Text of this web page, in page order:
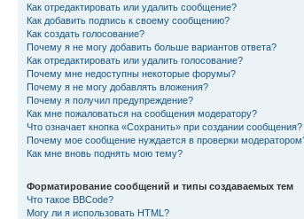
Как отредактировать или удалить сообщение?
Как добавить подпись к своему сообщению?
Как создать голосование?
Почему я не могу добавить больше вариантов ответа?
Как отредактировать или удалить голосование?
Почему мне недоступны некоторые форумы?
Почему я не могу добавлять вложения?
Почему я получил предупреждение?
Как мне пожаловаться на сообщения модератору?
Что означает кнопка «Сохранить» при создании сообщения?
Почему мое сообщение нуждается в проверки
Как мне вновь поднять мою тему?
Форматирование сообщений и типы создаваемых тем
Что такое BBCode?
Могу ли я использовать HTML?